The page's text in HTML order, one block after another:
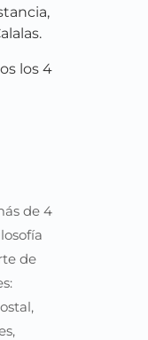
los 4
de 4
de